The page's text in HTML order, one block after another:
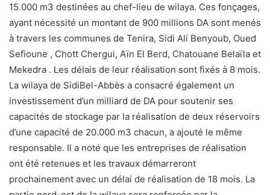
15.000 m3 destinées au chef-lieu de wilaya. Ces fonçages,
ayant nécessité un montant de 900 millions DA sont menés
à travers les communes de Tenira, Sidi Ali Benyoub, Oued
Sefioune , Chott Chergui, Aïn El Berd, Chatouane Belaïla et
Mekedra . Les délais de leur réalisation sont fixés à 8 mois.
La wilaya de SidiBel-Abbès a consacré également un
investissement d’un milliard de DA pour soutenir ses
capacités de stockage par la réalisation de deux réservoirs
d’une capacité de 20.000 m3 chacun, a ajouté le même
responsable. Il a noté que les entreprises de réalisation
ont été retenues et les travaux démarreront
prochainement avec un délai de réalisation de 18 mois. La